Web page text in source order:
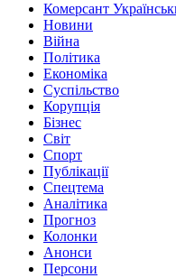
Комерсант
Новини
Війна
Політика
Економіка
Суспільство
Корупція
Бізнес
Світ
Спорт
Публікації
Спецтема
Аналітика
Прогноз
Колонки
Анонси
Персони